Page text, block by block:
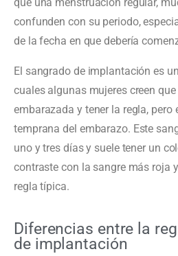
confunden con su periodo,
de la fecha en que debería
El sangrado de implantación es
cuales algunas mujeres creen
embarazada y tener la regla, pero
temprana del embarazo. Este
uno y tres días y suele tener un
contraste con la sangre más roja
regla típica.
Diferencias entre la
de implantación